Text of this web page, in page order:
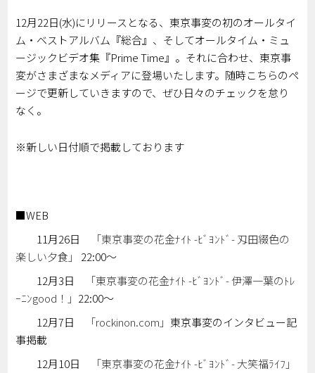
12月22日(水)にリリースとなる、東京事変の初のオールタイ
ム・ベストアルバム『総合』、そしてオールタイム・ミュ
ージックビデオ集『Prime Time』。それに合わせ、東京事
変がさまざまなメディアに登場いたします。随時こちらのペ
ージで更新していきますので、ぜひ日々のチェックを怠り
なく。
※新しい日付順で掲載しております
■WEB
11月26日
「東京事変の花金ﾅｲﾄ -ﾋﾞﾖﾝﾄﾞ- 刄田綴色の
楽しい夕食」
22:00～
12月3日
「東京事変の花金ﾅｲﾄ -ﾋﾞﾖﾝﾄﾞ- 伊澤一葉のﾄﾚ
ｰﾆﾝgood！」 22:00～
12月7日
「rockinon.com」 東京事変のインタビュー記
事掲載
12月10日
「東京事変の花金ﾅｲﾄ -ﾋﾞﾖﾝﾄﾞ- 大笑福ﾗｲﾌ」